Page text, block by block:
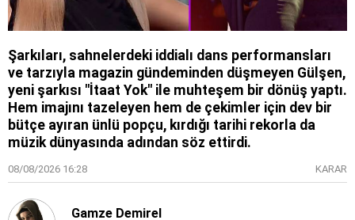
Şarkıları, sahnelerdeki iddialı dans performansları
ve tarzıyla magazin gündeminden düşmeyen Gülşen,
yeni şarkısı "İtaat Yok" ile muhteşem bir dönüş yaptı.
Hem imajını tazeleyen hem de çekimler için dev bir
bütçe ayıran ünlü popçu, kırdığı tarihi rekorla da
müzik dünyasında adından söz ettirdi.
08/08/2026 16:28 KARAR
Gamze Demirel